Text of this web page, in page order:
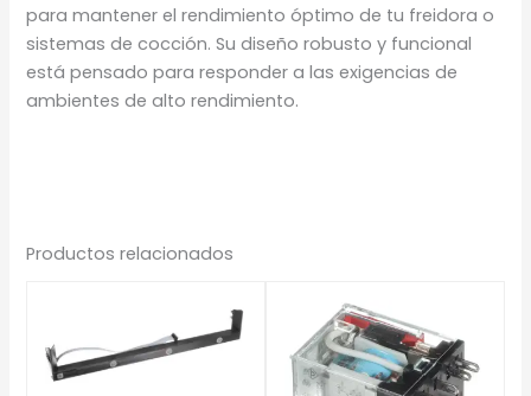
para mantener el rendimiento óptimo de tu freidora o
sistemas de cocción. Su diseño robusto y funcional
está pensado para responder a las exigencias de
ambientes de alto rendimiento.
Productos relacionados